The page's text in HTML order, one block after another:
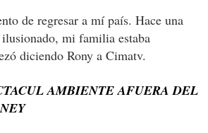
de regresar a mí país. Hace una
mi familia estaba
diciendo Rony a Cimatv.
AMBIENTE AFUERA DEL